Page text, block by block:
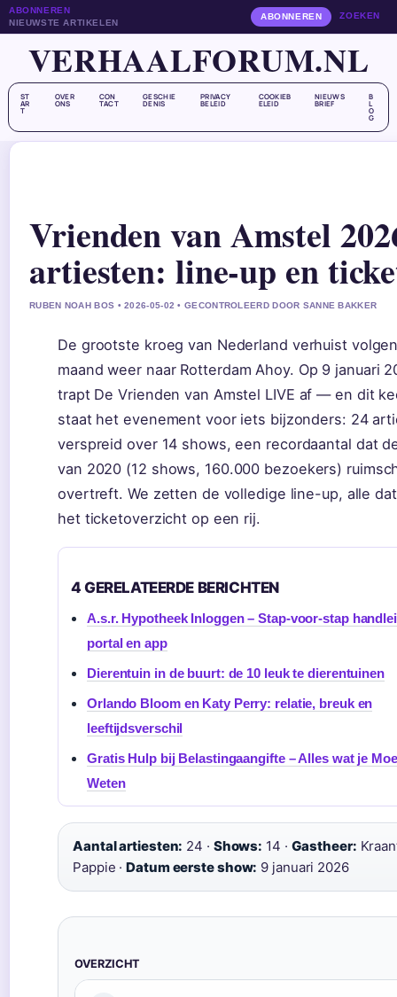
ABONNEREN
NIEUWSTE ARTIKELEN
ABONNEREN ZOEKEN
VERHAALFORUM.NL
ST
AR
T
OVER
ONS
CON
TACT
GESCHIE
DENIS
PRIVACY
BELEID
COOKIEB
ELEID
NIEUWS
BRIEF
B
L
O
G
Vrienden van Amstel
artiesten: line-up en
RUBEN NOAH BOS • 2026-05-02 • GECONTROLEERD DOOR SANNE BAKKER
De grootste kroeg van Nederland verhuist
maand weer naar Rotterdam Ahoy. Op 9 januari
trapt De Vrienden van Amstel LIVE af — en dit
staat het evenement voor iets bijzonders: 24
verspreid over 14 shows, een recordaantal dat
van 2020 (12 shows, 160.000 bezoekers)
overtreft. We zetten de volledige line-up, alle
het ticketoverzicht op een rij.
4 GERELATEERDE BERICHTEN
A.s.r. Hypotheek Inloggen – Stap-voor-stap
portal en app
Dierentuin in de buurt: de 10 leuk te dierentuinen
Orlando Bloom en Katy Perry: relatie, breuk en
leeftijdsverschil
Gratis Hulp bij Belastingaangifte – Alles wat je
Weten
Aantal artiesten: 24 · Shows: 14 · Gastheer:
Pappie ·Datum eerste show: 9 januari 2026
OVERZICHT